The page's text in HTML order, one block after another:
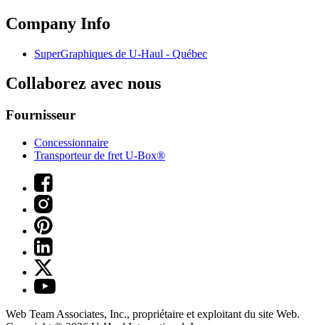
Company Info
SuperGraphiques de U-Haul - Québec
Collaborez avec nous
Fournisseur
Concessionnaire
Transporteur de fret U-Box®
Web Team Associates, Inc., propriétaire et exploitant du site Web.